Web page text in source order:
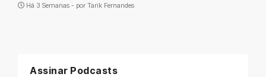
Há 3 Semanas - por Tarik Fernandes
Assinar Podcasts